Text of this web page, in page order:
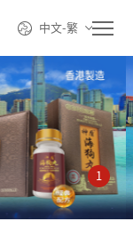
中文-繁
1